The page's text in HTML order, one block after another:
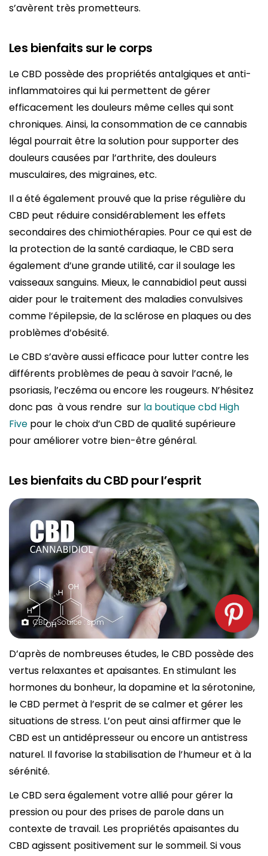
s’avèrent très prometteurs.
Les bienfaits sur le corps
Le CBD possède des propriétés antalgiques et anti-
inflammatoires qui lui permettent de gérer
efficacement les douleurs même celles qui sont
chroniques. Ainsi, la consommation de ce cannabis
légal pourrait être la solution pour supporter des
douleurs causées par l’arthrite, des douleurs
musculaires, des migraines, etc.
Il a été également prouvé que la prise régulière du
CBD peut réduire considérablement les effets
secondaires des chimiothérapies. Pour ce qui est de
la protection de la santé cardiaque, le CBD sera
également d’une grande utilité, car il soulage les
vaisseaux sanguins. Mieux, le cannabidiol peut aussi
aider pour le traitement des maladies convulsives
comme l’épilepsie, de la sclérose en plaques ou des
problèmes d’obésité.
Le CBD s’avère aussi efficace pour lutter contre les
différents problèmes de peau à savoir l’acné, le
psoriasis, l’eczéma ou encore les rougeurs. N’hésitez
donc pas à vous rendre sur la boutique cbd High
Five pour le choix d’un CBD de qualité supérieure
pour améliorer votre bien-être général.
Les bienfaits du CBD pour l’esprit
CBD – Source : spm
D’après de nombreuses études, le CBD possède des
vertus relaxantes et apaisantes. En stimulant les
hormones du bonheur, la dopamine et la sérotonine,
le CBD permet à l’esprit de se calmer et gérer les
situations de stress. L’on peut ainsi affirmer que le
CBD est un antidépresseur ou encore un antistress
naturel. Il favorise la stabilisation de l’humeur et à la
sérénité.
Le CBD sera également votre allié pour gérer la
pression ou pour des prises de parole dans un
contexte de travail. Les propriétés apaisantes du
CBD agissent positivement sur le sommeil. Si vous